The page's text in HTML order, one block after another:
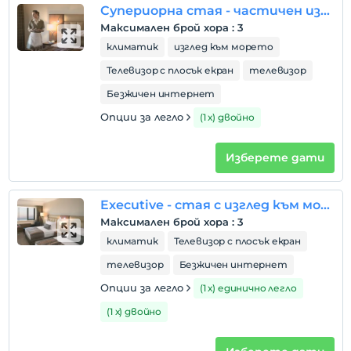
картата
Правила на хотела
Забранено за домашни любимци
пушене
стаи за непушачи
деца
Бебета под 1 не се таксуват
Всяка стая е безплатна за до 1 деца под 10 години
Супериорна стая - частичен изглед към морето
Максимален брой хора : 3
климатик
изглед към морето
Телевизор с плосък екран
телевизор
Безжичен интернет
Опции за легло (1 х) двойно
Изберете дати
Executive - стая с изглед към морето
Максимален брой хора : 3
климатик
Телевизор с плосък екран
телевизор
Безжичен интернет
Опции за легло
(1 х) единично легло
(1 х) двойно